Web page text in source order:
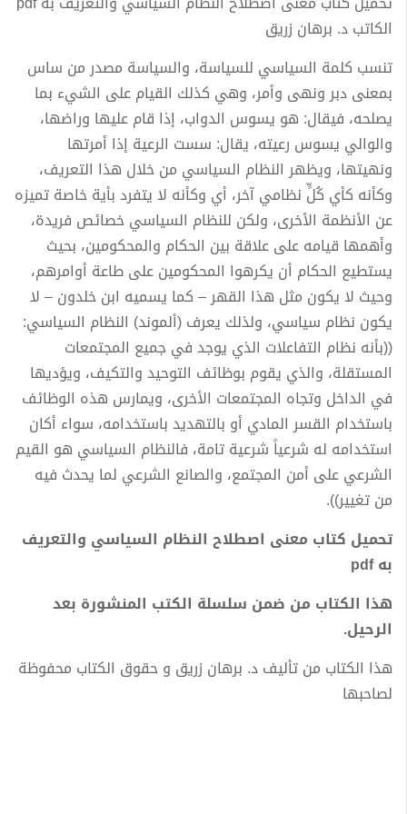
الكاتب د. برهان زريق
تنسب كلمة السياسي للسياسة، والسياسة مصدر من ساس
بمعنى دبر ونهى وأمر، وهي كذلك القيام على الشيء بما
يصلحه، فيقال: هو يسوس الدواب، إذا قام عليها وراضها،
والوالي يسوس رعيته، يقال: سست الرعية إذا أمرتها
ونهيتها، ويظهر النظام السياسي من خلال هذا التعريف،
وكأنه كأي كُلٍّ نظامي آخر، أي وكأنه لا يتفرد بأية خاصة تميزه
عن الأنظمة الأخرى، ولكن للنظام السياسي خصائص فريدة،
وأهمها قيامه على علاقة بين الحكام والمحكومين، بحيث
يستطيع الحكام أن يكرهوا المحكومين على طاعة أوامرهم،
وحيث لا يكون مثل هذا القهر – كما يسميه ابن خلدون – لا
يكون نظام سياسي، ولذلك يعرف (ألموند) النظام السياسي:
((بأنه نظام التفاعلات الذي يوجد في جميع المجتمعات
المستقلة، والذي يقوم بوظائف التوحيد والتكيف، ويؤديها
في الداخل وتجاه المجتمعات الأخرى، ويمارس هذه الوظائف
باستخدام القسر المادي أو بالتهديد باستخدامه، سواء أكان
استخدامه له شرعياً شرعية تامة، فالنظام السياسي هو القيم
الشرعي على أمن المجتمع، والصانع الشرعي لما يحدث فيه
من تغيير)).
تحميل كتاب معنى اصطلاح النظام السياسي والتعريف
به pdf
هذا الكتاب من ضمن سلسلة الكتب المنشورة بعد
الرحيل.
هذا الكتاب من تأليف د. برهان زريق و حقوق الكتاب محفوظة
لصاحبها